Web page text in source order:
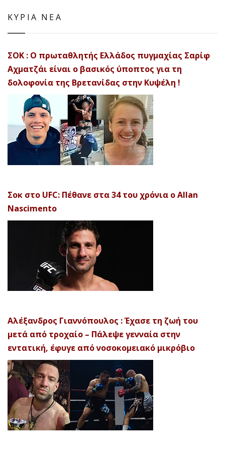
ΚΥΡΙΑ ΝΕΑ
ΣΟΚ : Ο πρωταθλητής Ελλάδος πυγμαχίας Σαρίφ
Αχματζάι είναι ο βασικός ύποπτος για τη
δολοφονία της Βρετανίδας στην Κυψέλη !
Σοκ στο UFC: Πέθανε στα 34 του χρόνια ο Allan
Nascimento
Αλέξανδρος Γιαννόπουλος : Έχασε τη ζωή του
μετά από τροχαίο – Πάλεψε γενναία στην
εντατική, έφυγε από νοσοκομειακό μικρόβιο